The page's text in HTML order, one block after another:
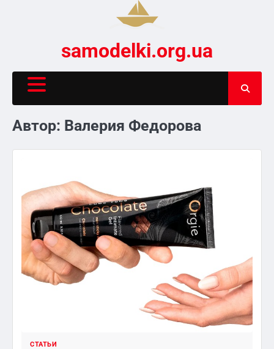
samodelki.org.ua
Автор: Валерия Федорова
СТАТЬИ